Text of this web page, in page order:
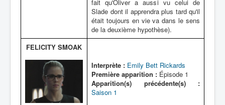
fait qu'Oliver a aussi vu celui de
Slade dont il apprendra plus tard qu'il
était toujours en vie va dans le sens
de la deuxième hypothèse).
FELICITY SMOAK
Interprète : Emily Bett Rickards
Première apparition : Épisode 1
Apparition(s) précédente(s) :
Saison 1